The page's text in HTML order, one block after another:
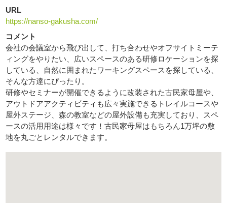
URL
https://nanso-gakusha.com/
コメント
会社の会議室から飛び出して、打ち合わせやオフサイトミーテ
ィングをやりたい、広いスペースのある研修ロケーションを探
している、自然に囲まれたワーキングスペースを探している、
そんな方達にぴったり。
研修やセミナーが開催できるように改装された古民家母屋や、
アウトドアアクティビティも広々実施できるトレイルコースや
屋外ステージ、森の教室などの屋外設備も充実しており、スペ
ースの活用用途は様々です！古民家母屋はもちろん1万坪の敷
地を丸ごとレンタルできます。